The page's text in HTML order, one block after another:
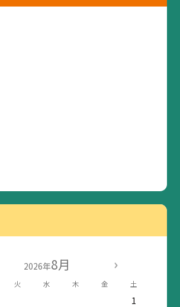
2026年8月
火 水 木 金 土
1